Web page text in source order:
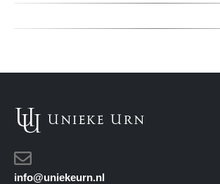
info@uniekeurn.nl